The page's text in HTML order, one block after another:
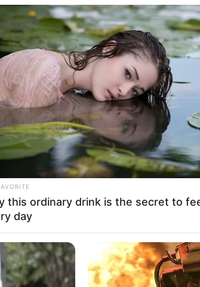
8 Kata Lucu Seputar
Minggu ala Jomblo
Ngenes
Tidur, Serasa
Kamar Raja
this ordinary drink is the secret to
day